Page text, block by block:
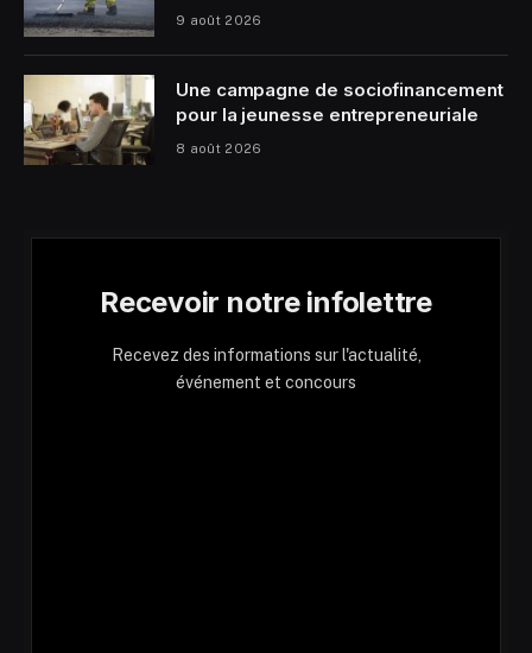
9 août 2026
Une campagne de sociofinancement
pour la jeunesse entrepreneuriale
8 août 2026
Recevoir notre infolettre
Recevez des informations sur l'actualité,
événement et concours